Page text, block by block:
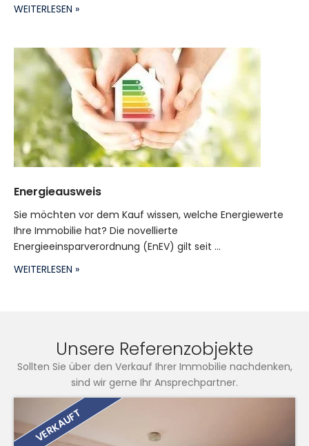
WEITERLESEN »
Energieausweis
Sie möchten vor dem Kauf wissen, welche Energiewerte
Ihre Immobilie hat? Die novellierte
Energieeinsparverordnung (EnEV) gilt seit ...
WEITERLESEN »
Unsere Referenzobjekte
Sollten Sie über den Verkauf Ihrer Immobilie nachdenken,
sind wir gerne Ihr Ansprechpartner.
VERKAUFT